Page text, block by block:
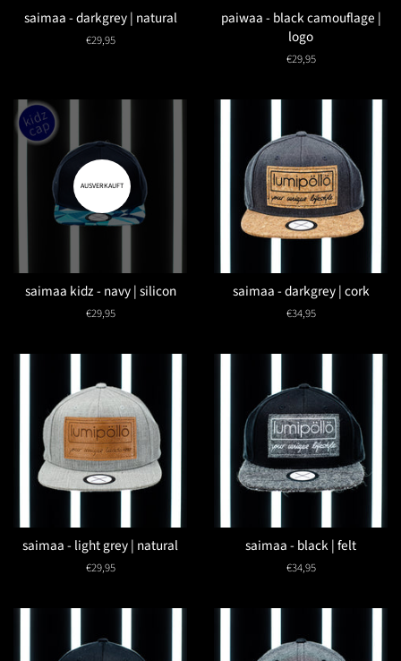
saimaa - darkgrey | natural
Normaler
€29,95
paiwaa - black camouflage |
logo
Normaler
€29,95
AUSVERKAUFT
saimaa kidz - navy | silicon
Normaler
€29,95
saimaa - darkgrey | cork
Normaler
€34,95
saimaa - light grey | natural
Normaler
€29,95
saimaa - black | felt
Normaler
€34,95